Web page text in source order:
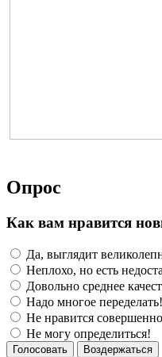
Опрос
Как вам нравится
Да, выглядит
Неплохо, но есть
Довольно среднее
Надо многое переделать!
Не нравится
Не могу определиться!
Голосовать Воздержаться